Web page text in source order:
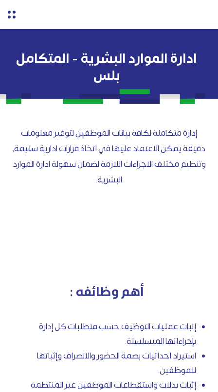
ادارة الموارد البشرية - المتكامل
بلس
إدارة متكاملة لكافة بيانات الموظفين لتوفير معلومات
دقيقة يمكن الاعتماد عليها في اتخاذ قرارات ادارية سليمة,
وتنظيم مختلف الاجراءات اللازمة لضمان سهولة ادارة الموارد
البشرية.
أهم وظائفه :
إثبات عمليات التوظيف حسب متطلبات كل إدارة
بإجراءاتها المتسلسلة.
استيراد احداثيات بصمة الحضور والانصراف وإثباتها
للموظفين.
إثبات بدلات واستقطاعات الموظفين غير المنتظمة